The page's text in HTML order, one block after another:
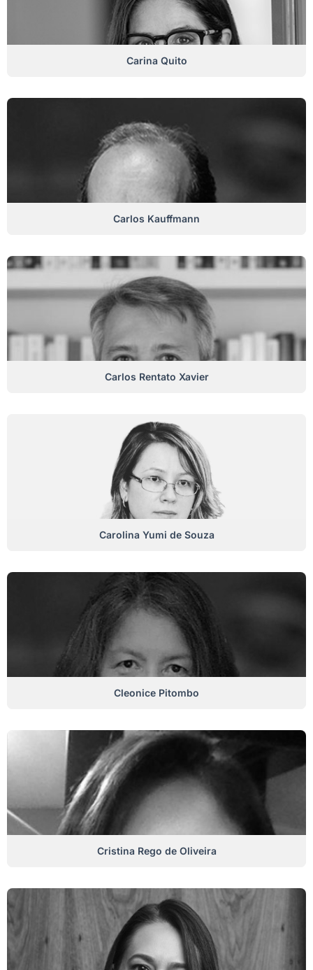
Carina Quito
Carlos Kauffmann
Carlos Rentato Xavier
Carolina Yumi de Souza
Cleonice Pitombo
Cristina Rego de Oliveira